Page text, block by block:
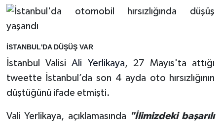
İSTANBUL'DA DÜŞÜŞ VAR
İstanbul ValisiAli Yerlikaya, 27 Mayıs'ta attığı
tweette İstanbul’da son 4 ayda oto hırsızlığının
düştüğünü ifade etmişti.
Vali Yerlikaya, açıklamasında "İlimizdeki başarılı